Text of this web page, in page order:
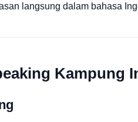
langsung dalam bahasa
Kampung